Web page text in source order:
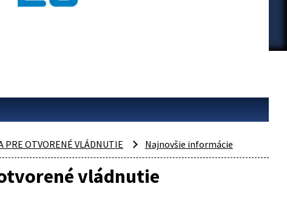
PRE OTVORENÉ VLÁDNUTIE Najnovšie informácie
vládnutie